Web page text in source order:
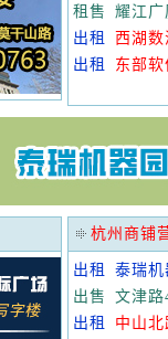
租售
耀江广
出租
西湖数
出租
东部软
杭州商铺
出租 泰瑞机
出售
文津路
出租
中山